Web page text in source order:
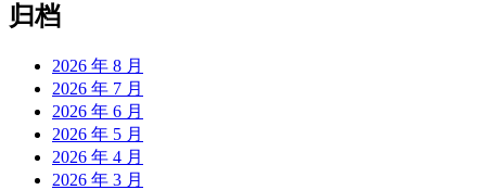
归档
2026 年 8 月
2026 年 7 月
2026 年 6 月
2026 年 5 月
2026 年 4 月
2026 年 3 月